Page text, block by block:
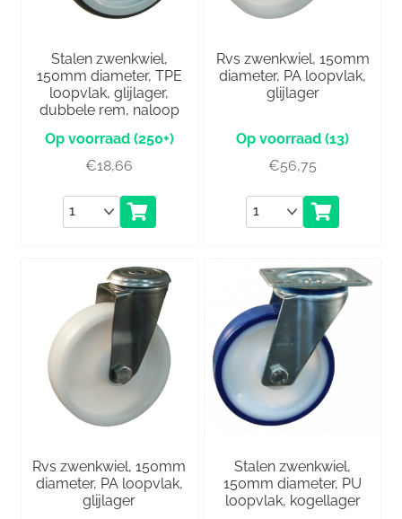
Stalen zwenkwiel,
150mm diameter, TPE
loopvlak, glijlager,
dubbele rem, naloop
(250+)
€18,66
Aantal
Rvs zwenkwiel, 150mm
diameter, PA loopvlak,
glijlager
(13)
€56,75
Aantal
Rvs zwenkwiel, 150mm
diameter, PA loopvlak,
glijlager
Stalen zwenkwiel,
150mm diameter, PU
loopvlak, kogellager